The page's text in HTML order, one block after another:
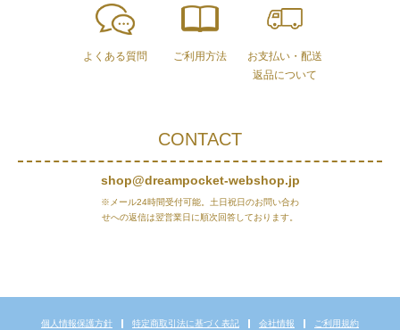
CONTACT
shop@dreampocket-webshop.jp
※メール24時間受付可能。土日祝日のお問い合わ
せへの返信は翌営業日に順次回答しております。
よくある質問 ご利用方法
お支払い・配送
返品について
個人情報保護方針 特定商取引法に基づく表記 会社情報 ご利用規約